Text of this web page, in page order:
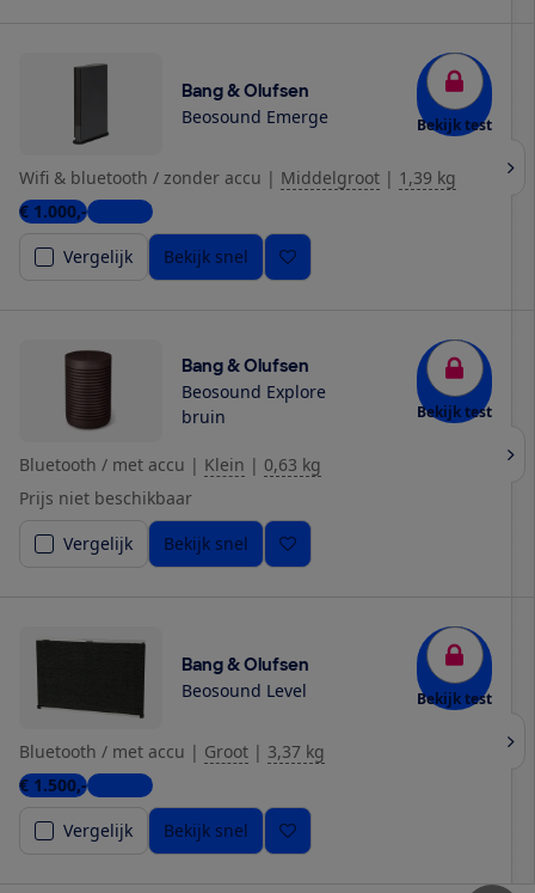
Bang & Olufsen
Beosound Emerge Bekijk test
Wifi & bluetooth / zonder accu | Middelgroot | 1,39 kg
€ 1.000,-1 winkel
Vergelijk
Bekijk snel
Bang & Olufsen
Beosound Explore
bruin
Bekijk test
Bluetooth / met accu | Klein | 0,63 kg
Prijs niet beschikbaar
Vergelijk
Bekijk snel
Bang & Olufsen
Beosound Level Bekijk test
Bluetooth / met accu | Groot | 3,37 kg
€ 1.500,-1 winkel
Vergelijk
Bekijk snel